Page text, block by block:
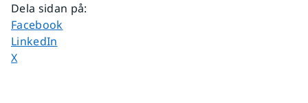
Dela sidan på:
Dela sidan på
Facebook
Dela sidan på
LinkedIn
Dela sidan på
X